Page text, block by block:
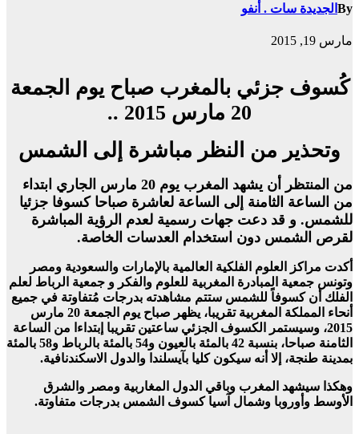
By الجديدة سات . أنفو
مارس 19, 2015
كُسوف جزئي بالمغرب صباح يوم الجمعة
20 مارس 2015 ..
وتحذير من النظر مباشرة إلى الشمس
من المنتظر أن يشهد المغرب يوم 20 مارس الجاري ابتداء
من الساعة الثامنة إلى الساعة لعاشرة صباحا كسوفا جزئيا
للشمس. و قد دعت جهات رسمية لعدم الرؤية المباشرة
لقرص الشمس دون استخدام العدسات الخاصة.
أكدت مراكز العلوم الفلكية العالمية بالإمارات والسعودية ومصر
وتونس جمعية المبادرة المغربية للعلوم والفكر و جمعية الرباط لعلم
الفلك أن كسوفاً للشمس ستتم مشاهدته بدرجات مُتفاوتة في جميع
أنحاء المملكة المغربية تقريبا، يظهر صباح يوم الجمعة 20 مارس
2015، وسيستمر الكسوف الجزئي ساعتين تقريبا إبتداءا من الساعة
الثامنة صباحا، بنسبة 42 بالمئة بالعيون و54 بالمئة بالرباط و58 بالمئة
بمدينة طنجة، إلا أنه سيكون كليا بآيسلندا والدول الاسكندنافية.
وهكذا سيشهد المغرب وباقي الدول المغاربية ومصر والشرق
الأوسط وأوروبا وشمال آسيا كسوف الشمس بدرجات متفاوتة.